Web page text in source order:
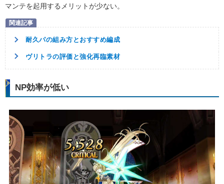
マンテを起用するメリットが少ない。
耐久パの組み方とおすすめ編成
ヴリトラの評価と強化再臨素材
NP効率が低い